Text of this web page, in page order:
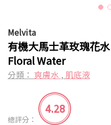
Melvita
有機大馬士革玫瑰花
Floral Water
分類： 爽膚水 , 肌底液
總評分：
4.28